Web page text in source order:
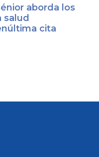
aborda los
salud
cita